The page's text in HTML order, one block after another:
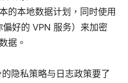
的本地数据计划，同时使用
好的 VPN 服务）来加密
据。
隐私策略与日志政策要了